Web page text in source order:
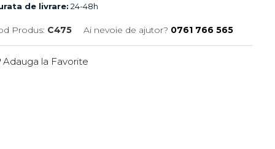
de livrare: 24-48h
Produs: C475 Ai nevoie de ajutor? 0761 766 565
Adauga la Favorite